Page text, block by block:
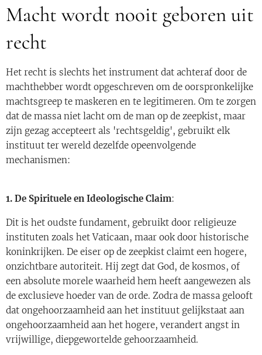
Macht wordt nooit geboren uit
recht
Het recht is slechts het instrument dat achteraf door de
machthebber wordt opgeschreven om de oorspronkelijke
machtsgreep te maskeren en te legitimeren. Om te zorgen
dat de massa niet lacht om de man op de zeepkist, maar
zijn gezag accepteert als 'rechtsgeldig', gebruikt elk
instituut ter wereld dezelfde opeenvolgende
mechanismen:
1. De Spirituele en Ideologische Claim:
Dit is het oudste fundament, gebruikt door religieuze
instituten zoals het Vaticaan, maar ook door historische
koninkrijken. De eiser op de zeepkist claimt een hogere,
onzichtbare autoriteit. Hij zegt dat God, de kosmos, of
een absolute morele waarheid hem heeft aangewezen als
de exclusieve hoeder van de orde. Zodra de massa gelooft
dat ongehoorzaamheid aan het instituut gelijkstaat aan
ongehoorzaamheid aan het hogere, verandert angst in
vrijwillige, diepgewortelde gehoorzaamheid.